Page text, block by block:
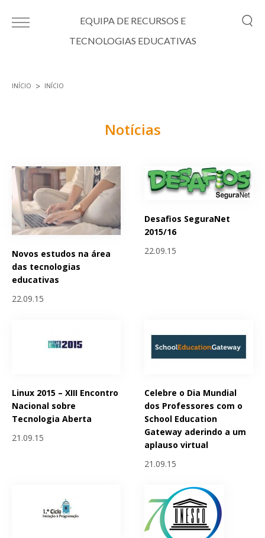
EQUIPA DE RECURSOS E
TECNOLOGIAS EDUCATIVAS
INÍCIO INÍCIO
Notícias
Novos estudos na área
das tecnologias
educativas
22.09.15
Desafios SeguraNet
2015/16
22.09.15
Linux 2015 – XIII Encontro
Nacional sobre
Tecnologia Aberta
21.09.15
Celebre o Dia Mundial
dos Professores com o
School Education
Gateway aderindo a um
aplauso virtual
21.09.15
Páginas